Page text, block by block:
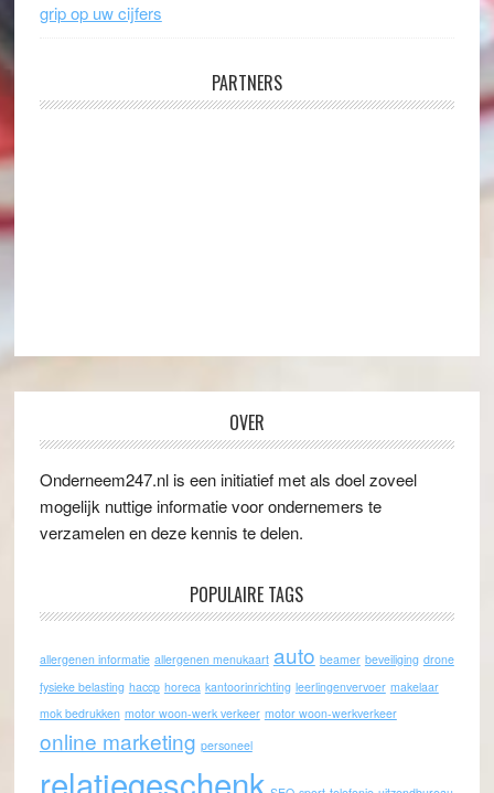
grip op uw cijfers
PARTNERS
OVER
Onderneem247.nl is een initiatief met als doel zoveel
mogelijk nuttige informatie voor ondernemers te
verzamelen en deze kennis te delen.
POPULAIRE TAGS
allergenen informatie allergenen menukaart auto beamer beveiliging drone
fysieke belasting haccp horeca kantoorinrichting leerlingenvervoer makelaar
mok bedrukken motor woon-werk verkeer motor woon-werkverkeer
online marketing personeel
relatiegeschenk